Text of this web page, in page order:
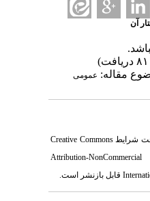
آن
مقاله: عمومى
شرایطCreative Commons
Attribution-
قابل بازنشر است.